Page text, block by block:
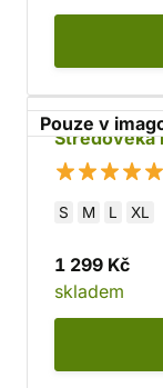
Pouze v
Středověká
S M L XL
1 299 Kč
skladem